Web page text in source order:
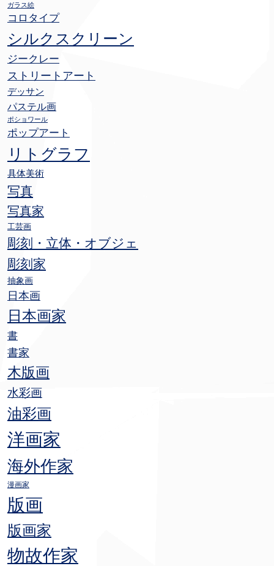
ガラス絵
コロタイプ
シルクスクリーン
ジークレー
ストリートアート
デッサン
パステル画
ポショワール
ポップアート
リトグラフ
具体美術
写真
写真家
工芸画
彫刻・立体・オブジェ
彫刻家
抽象画
日本画
日本画家
書
書家
木版画
水彩画
油彩画
洋画家
海外作家
漫画家
版画
版画家
物故作家